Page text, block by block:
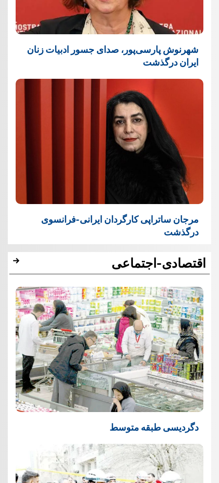
شهرنوش پارسی‌پور، صدای جسور ادبیات زنان
ایران درگذشت
مرجان ساتراپی کارگردان ایرانی-فرانسوی
درگذشت
اقتصادی-اجتماعی
دگردیسی طبقه متوسط